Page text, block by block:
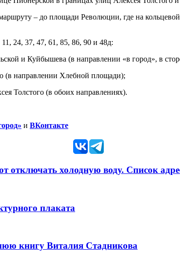
– до площади Революции, где на кольцевой
24, 37, 47, 61, 85, 86, 90 и 48д:
и Куйбышева (в направлении «в город», в
направлении Хлебной площади);
Толстого (в обоих направлениях).
и ВКонтакте
отключать холодную воду. Список
плаката
книгу Виталия Стадникова